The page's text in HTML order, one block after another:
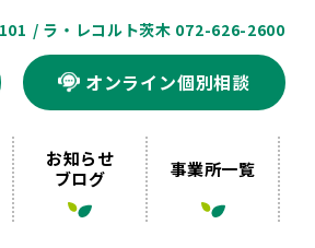
/ ラ・レコルト茨木 072-626-2600
オンライン個別相談
お知らせ
ブログ
事業所一覧